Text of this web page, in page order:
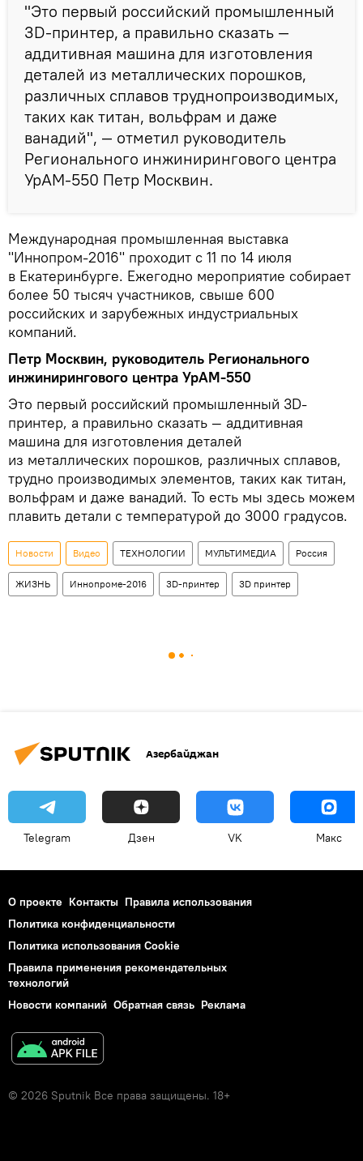
"Это первый российский промышленный
3D-принтер, а правильно сказать —
аддитивная машина для изготовления
деталей из металлических порошков,
различных сплавов труднопроизводимых,
таких как титан, вольфрам и даже
ванадий", — отметил руководитель
Регионального инжинирингового центра
УрАМ-550 Петр Москвин.
Международная промышленная выставка
"Иннопром-2016" проходит с 11 по 14 июля
в Екатеринбурге. Ежегодно мероприятие собирает
более 50 тысяч участников, свыше 600
российских и зарубежных индустриальных
компаний.
Петр Москвин, руководитель Регионального
инжинирингового центра УрАМ-550
Это первый российский промышленный 3D-
принтер, а правильно сказать — аддитивная
машина для изготовления деталей
из металлических порошков, различных сплавов,
трудно производимых элементов, таких как титан,
вольфрам и даже ванадий. То есть мы здесь можем
плавить детали с температурой до 3000 градусов.
Новости Видео ТЕХНОЛОГИИ МУЛЬТИМЕДИА Россия
ЖИЗНЬ Иннопроме-2016 3D-принтер 3D принтер
Азербайджан
Telegram Дзен VK Макс
О проекте Контакты Правила использования
Политика конфиденциальности
Политика использования Cookie
Правила применения рекомендательных
технологий
Новости компаний Обратная связь Реклама
© 2026 Sputnik Все права защищены. 18+